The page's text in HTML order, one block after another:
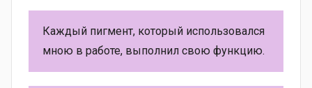
Каждый пигмент, который использовался
мною в работе, выполнил свою функцию.